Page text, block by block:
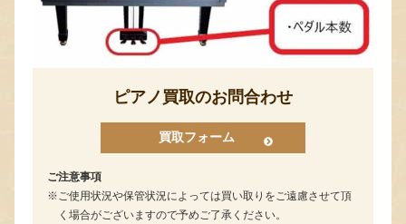
ピアノ買取のお問合わせ
買取フォーム
ご注意事項
ご使用状況や保管状況によっては買い取りをご遠慮させて頂
く場合がございますので予めご了承ください。